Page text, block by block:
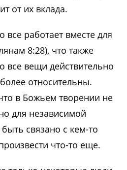
от их вклада.
все работает вместе для
8:28), что также
все вещи действительно
относительны.
в Божьем творении не
для независимой
связано с кем-то
что-то еще.